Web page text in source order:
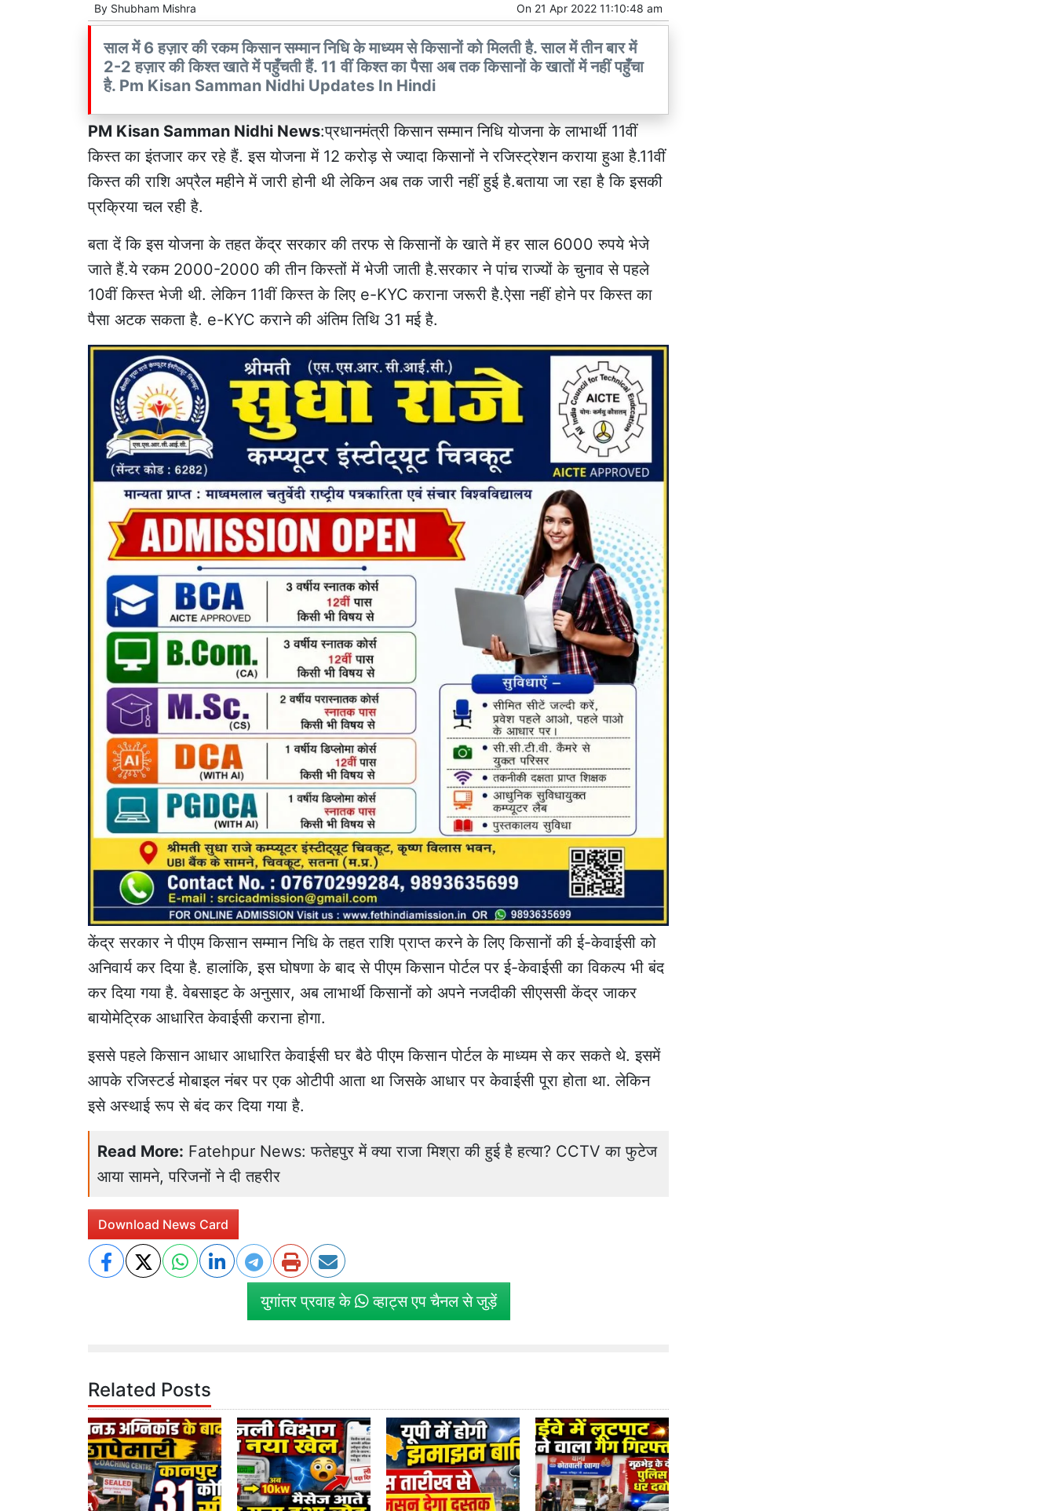
By Shubham Mishra On 21 Apr 2022 11:10:48 am
साल में 6 हज़ार की रकम किसान सम्मान निधि के माध्यम से किसानों को मिलती है. साल में तीन बार में
2-2 हज़ार की किश्त खाते में पहुँचती हैं. 11 वीं किश्त का पैसा अब तक किसानों के खातों में नहीं पहुँचा
है. Pm Kisan Samman Nidhi Updates In Hindi
PM Kisan Samman Nidhi News:प्रधानमंत्री किसान सम्मान निधि योजना के लाभार्थी 11वीं
क‍िस्‍त का इंतजार कर रहे हैं. इस योजना में 12 करोड़ से ज्‍यादा क‍िसानों ने रज‍िस्‍ट्रेशन कराया हुआ है.11वीं
क‍िस्‍त की राश‍ि अप्रैल महीने में जारी होनी थी लेकिन अब तक जारी नहीं हुई है.बताया जा रहा है कि इसकी
प्रक्रिया चल रही है.
बता दें कि इस योजना के तहत केंद्र सरकार की तरफ से क‍िसानों के खाते में हर साल 6000 रुपये भेजे
जाते हैं.ये रकम 2000-2000 की तीन क‍िस्‍तों में भेजी जाती है.सरकार ने पांच राज्‍यों के चुनाव से पहले
10वीं क‍िस्‍त भेजी थी. लेक‍िन 11वीं क‍िस्‍त के ल‍िए e-KYC कराना जरूरी है.ऐसा नहीं होने पर क‍िस्‍त का
पैसा अटक सकता है. e-KYC कराने की अंत‍िम त‍िथ‍ि 31 मई है.
केंद्र सरकार ने पीएम किसान सम्मान निधि के तहत राशि प्राप्त करने के लिए किसानों की ई-केवाईसी को
अनिवार्य कर दिया है. हालांकि, इस घोषणा के बाद से पीएम किसान पोर्टल पर ई-केवाईसी का विकल्प भी बंद
कर दिया गया है. वेबसाइट के अनुसार, अब लाभार्थी किसानों को अपने नजदीकी सीएससी केंद्र जाकर
बायोमेट्रिक आधारित केवाईसी कराना होगा.
इससे पहले किसान आधार आधारित केवाईसी घर बैठे पीएम किसान पोर्टल के माध्यम से कर सकते थे. इसमें
आपके रजिस्टर्ड मोबाइल नंबर पर एक ओटीपी आता था जिसके आधार पर केवाईसी पूरा होता था. लेकिन
इसे अस्थाई रूप से बंद कर दिया गया है.
Read More: Fatehpur News: फतेहपुर में क्या राजा मिश्रा की हुई है हत्या? CCTV का फुटेज
आया सामने, परिजनों ने दी तहरीर
Download News Card
युगांतर प्रवाह के व्हाट्स एप चैनल से जुड़ें
Related Posts